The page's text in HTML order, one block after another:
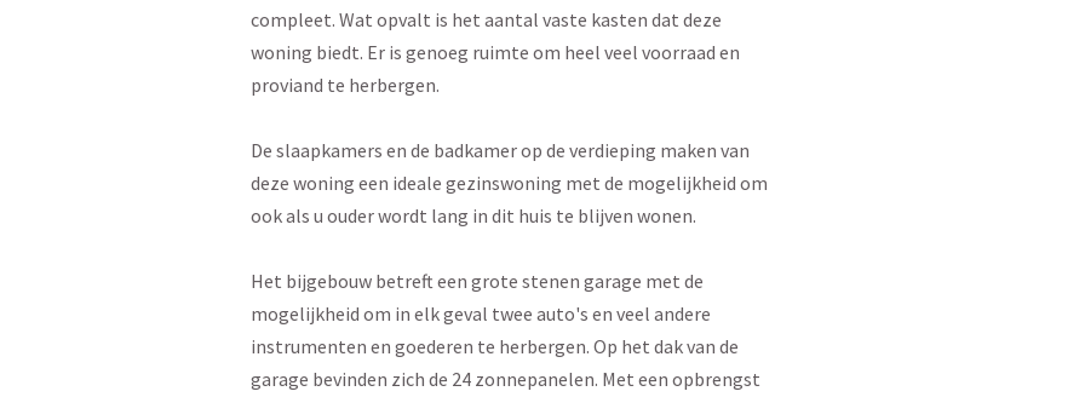
compleet. Wat opvalt is het aantal vaste kasten dat deze
woning biedt. Er is genoeg ruimte om heel veel voorraad en
proviand te herbergen.
De slaapkamers en de badkamer op de verdieping maken van
deze woning een ideale gezinswoning met de mogelijkheid om
ook als u ouder wordt lang in dit huis te blijven wonen.
Het bijgebouw betreft een grote stenen garage met de
mogelijkheid om in elk geval twee auto's en veel andere
instrumenten en goederen te herbergen. Op het dak van de
garage bevinden zich de 24 zonnepanelen. Met een opbrengst